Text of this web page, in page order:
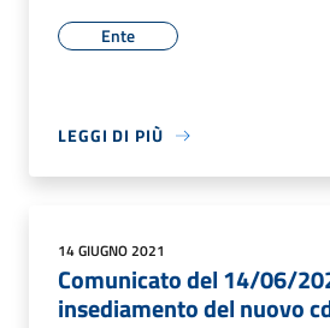
Ente
LEGGI DI PIÙ
14 GIUGNO 2021
Comunicato del 14/06/
insediamento del nuovo